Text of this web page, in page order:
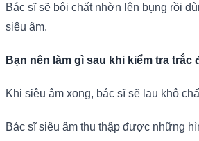
Bác sĩ sẽ bôi chất nhờn lên bụng rồi
siêu âm.
Bạn nên làm gì sau khi kiểm tra trắc
Khi siêu âm xong, bác sĩ sẽ lau khô
Bác sĩ siêu âm thu thập được những